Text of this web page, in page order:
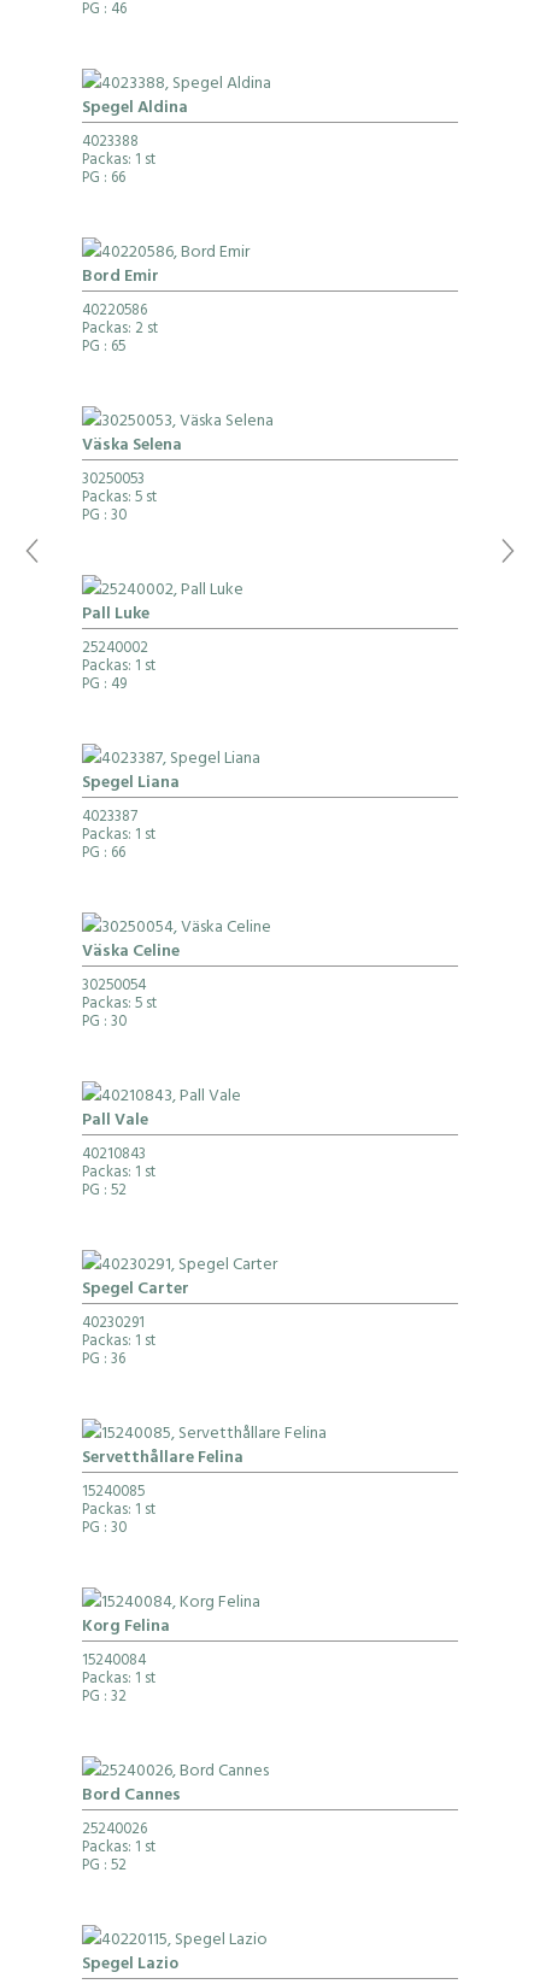
PG : 46
Spegel Aldina
4023388
Packas: 1 st
PG : 66
Bord Emir
40220586
Packas: 2 st
PG : 65
Väska Selena
30250053
Packas: 5 st
PG : 30
Pall Luke
25240002
Packas: 1 st
PG : 49
Spegel Liana
4023387
Packas: 1 st
PG : 66
Väska Celine
30250054
Packas: 5 st
PG : 30
Pall Vale
40210843
Packas: 1 st
PG : 52
Spegel Carter
40230291
Packas: 1 st
PG : 36
Servetthållare Felina
15240085
Packas: 1 st
PG : 30
Korg Felina
15240084
Packas: 1 st
PG : 32
Bord Cannes
25240026
Packas: 1 st
PG : 52
Spegel Lazio